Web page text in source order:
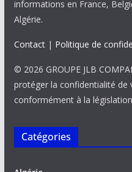
informations en France,
Algérie.
Contact| Politique de
© 2026 GROUPE JLB
protéger la confidentialité de
conformément à la
Catégories